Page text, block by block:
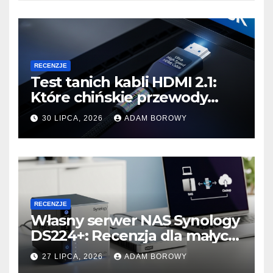
RECENZJE
Test tanich kabli HDMI 2.1:
Które chińskie przewody
faktycznie obsługują 48
Gbps?
30 LIPCA, 2026 ADAM BOROWY
RECENZJE
Własny serwer NAS Synology
DS224+: Recenzja dla małych
firm i konfiguracja backupu
3-2-1.
27 LIPCA, 2026 ADAM BOROWY